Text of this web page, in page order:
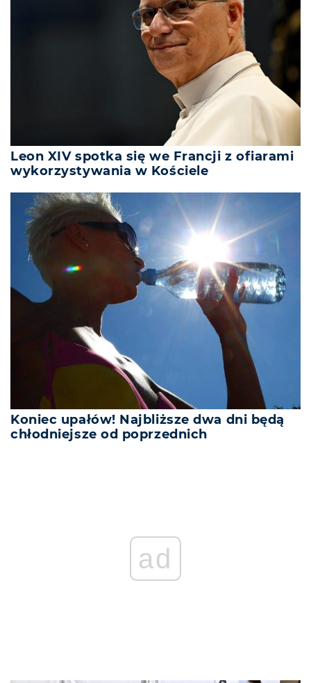
Leon XIV spotka się we Francji z ofiarami
wykorzystywania w Kościele
Koniec upałów! Najbliższe dwa dni będą
chłodniejsze od poprzednich